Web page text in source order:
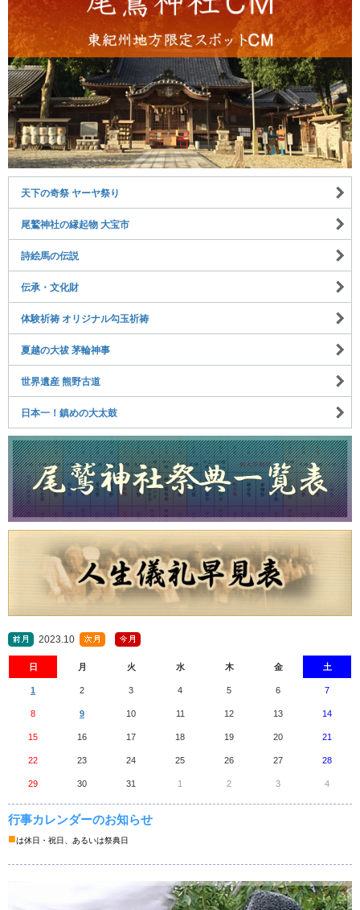
天下の奇祭 ヤーヤ祭り
尾鷲神社の縁起物 大宝市
詩絵馬の伝説
伝承・文化財
体験祈祷 オリジナル勾玉祈祷
夏越の大祓 茅輪神事
世界遺産 熊野古道
日本一！鎮めの大太鼓
2023.10
日 月 火 水 木 金 土
1 2 3 4 5 6 7
8 9 10 11 12 13 14
15 16 17 18 19 20 21
22 23 24 25 26 27 28
29 30 31 1 2 3 4
行事カレンダーのお知らせ
■は休日・祝日、あるいは祭典日